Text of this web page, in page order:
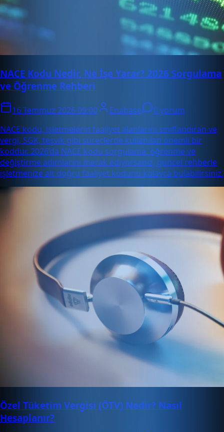
NACE Kodu Nedir, Ne İşe Yarar? 2026 Sorgulama
ve Öğrenme Rehberi
16 Temmuz 2026 09:00 Enabase
0 yorum
NACE kodu, işletmelerin faaliyet alanlarını sınıflandıran ve
vergi, SGK, teşvik gibi süreçlerde kullanılan önemli bir
koddur. 2026’da NACE kodu sorgulama, öğrenme ve
değiştirme adımlarını merak ediyorsanız, güncel rehberle
işletmenize ait doğru faaliyet kodunu kolayca bulabilirsiniz.
Özel Tüketim Vergisi (ÖTV) Nedir? Nasıl
Hesaplanır?